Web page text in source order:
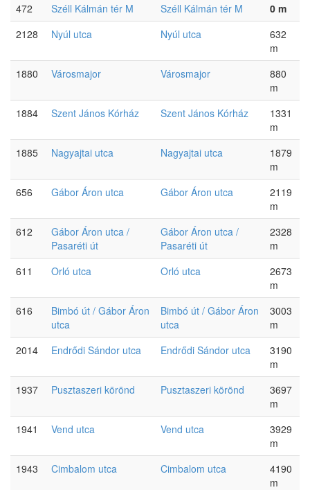
472
Széll Kálmán tér M Széll Kálmán tér M
0 m
2128
Nyúl utca Nyúl utca
632
m
1880
Városmajor Városmajor
880
m
1884
Szent János Kórház Szent János Kórház
1331
m
1885
Nagyajtai utca Nagyajtai utca
1879
m
656
Gábor Áron utca Gábor Áron utca
2119
m
612
Gábor Áron utca /
Pasaréti út
Gábor Áron utca /
Pasaréti út
2328
m
611
Orló utca Orló utca
2673
m
616
Bimbó út / Gábor Áron
utca
Bimbó út / Gábor Áron
utca
3003
m
2014
Endrődi Sándor utca Endrődi Sándor utca
3190
m
1937
Pusztaszeri körönd Pusztaszeri körönd
3697
m
1941
Vend utca Vend utca
3929
m
1943
Cimbalom utca Cimbalom utca
4190
m